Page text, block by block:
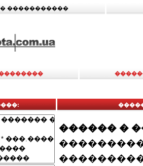
�����������
������ �